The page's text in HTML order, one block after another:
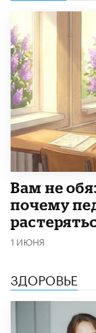
​Вам не
почему
1 ИЮНЯ
ЗДОРОВЬЕ